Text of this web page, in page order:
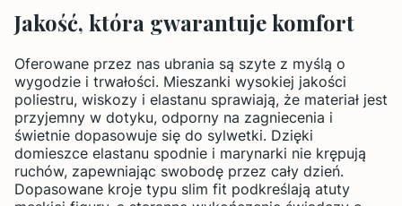
Jakość, która gwarantuje komfort
Oferowane przez nas ubrania są szyte z myślą o
wygodzie i trwałości. Mieszanki wysokiej jakości
poliestru, wiskozy i elastanu sprawiają, że materiał jest
przyjemny w dotyku, odporny na zagniecenia i
świetnie dopasowuje się do sylwetki. Dzięki
domieszce elastanu spodnie i marynarki nie krępują
ruchów, zapewniając swobodę przez cały dzień.
Dopasowane kroje typu slim fit podkreślają atuty